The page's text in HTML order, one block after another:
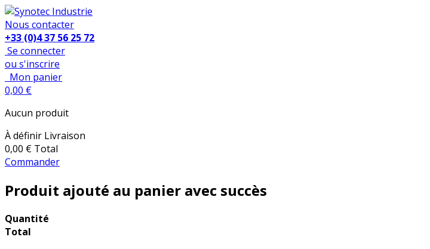
Nous contacter
+33 (0)4 37 56 25 72
Se connecter
ou s'inscrire
Mon panier
0,00 €
Aucun produit
À définir Livraison
0,00 € Total
Commander
Produit ajouté au panier avec succès
Quantité
Total